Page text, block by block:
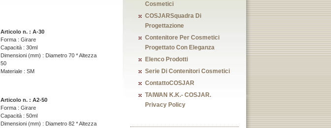
Articolo n. : A-30
Forma : Girare
Capacità : 30ml
Dimensioni (mm) : Diametro 70 * Altezza
50
Materiale : SM
Articolo n. : A2-50
Forma : Girare
Capacità : 50ml
Dimensioni (mm) : Diametro 82 * Altezza
Cosmetici
COSJARSquadra Di
Progettazione
Contenitore Per Cosmetici
Progettato Con Eleganza
Elenco Prodotti
Serie Di Contenitori Cosmetici
ContattoCOSJAR
TAIWAN K.K.- COSJAR.
Privacy Policy